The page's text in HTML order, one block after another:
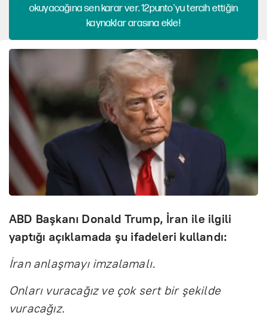
okuyacağına sen karar ver. 12punto'yu tercih ettiğin
kaynaklar arasına ekle!
ABD Başkanı Donald Trump, İran ile ilgili
yaptığı açıklamada şu ifadeleri kullandı:
İran anlaşmayı imzalamalı.
Onları vuracağız ve çok sert bir şekilde
vuracağız.